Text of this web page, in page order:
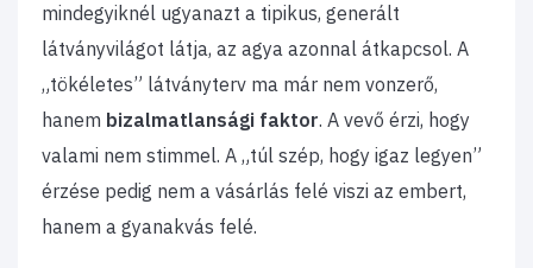
mindegyiknél ugyanazt a tipikus, generált
látványvilágot látja, az agya azonnal átkapcsol. A
„tökéletes” látványterv ma már nem vonzerő,
hanem bizalmatlansági faktor. A vevő érzi, hogy
valami nem stimmel. A „túl szép, hogy igaz legyen”
érzése pedig nem a vásárlás felé viszi az embert,
hanem a gyanakvás felé.